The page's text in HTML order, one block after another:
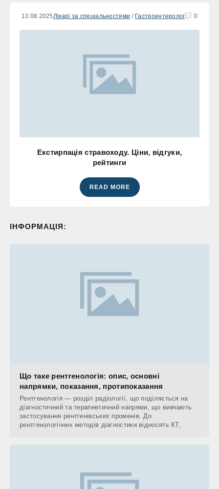
13.08.2025 Лікарі за спеціальностями / Гастроентеролог 0
Екстирпація стравоходу. Ціни, відгуки,
рейтинги
READ MORE
ІНФОРМАЦІЯ:
Що таке рентгенологія: опис, основні
напрямки, показання, протипоказання
Рентгенологія — розділ радіології, що поділяється на
діагностичний та терапевтичний напрями, що вивчають
застосування рентгенівських променів. До
рентгенологічних методів діагностики відносять КТ,